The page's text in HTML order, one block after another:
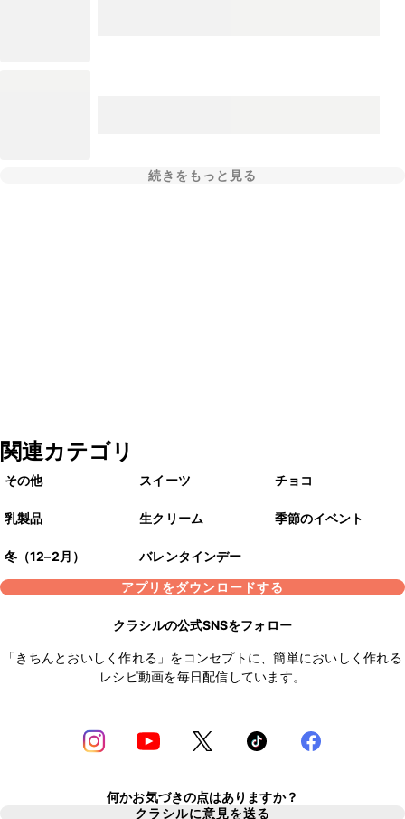
続きをもっと見る
関連カテゴリ
その他 スイーツ チョコ
乳製品 生クリーム 季節のイベント
冬（12–2月）
バレンタインデー
アプリをダウンロードする
クラシルの公式SNSをフォロー
「きちんとおいしく作れる」をコンセプトに、簡単においしく作れる
レシピ動画を毎日配信しています。
何かお気づきの点はありますか？
クラシルに意見を送る